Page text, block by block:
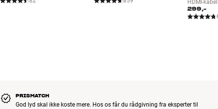
HDMI-kabel
299,-
PRISMATCH
God lyd skal ikke koste mere. Hos os får du rådgivning fra eksperter til